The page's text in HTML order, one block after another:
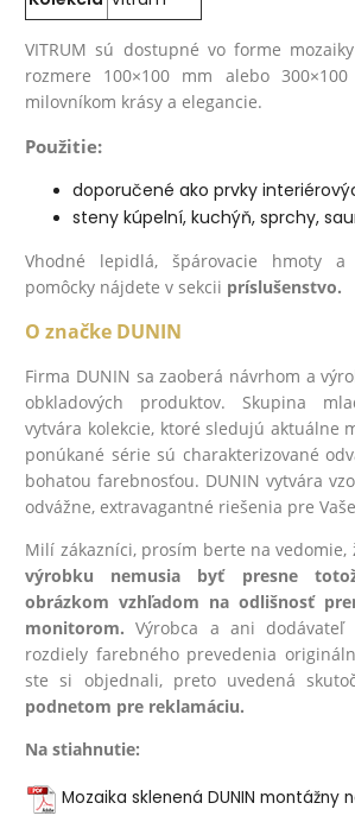
VITRUM sú dostupné vo forme
rozmere 100×100 mm alebo
milovníkom krásy a elegancie.
Použitie:
doporučené ako prvky
steny kúpelní, kuchýň, sprchy,
Vhodné lepidlá, špárovacie hmoty a
pomôcky nájdete v sekcii príslušenstvo.
O značke DUNIN
Firma DUNIN sa zaoberá návrhom a
obkladových produktov. Skupina
vytvára kolekcie, ktoré sledujú aktuálne
ponúkané série sú charakterizované
bohatou farebnosťou. DUNIN vytvára
odvážne, extravagantné riešenia pre
Milí zákazníci, prosím berte na
výrobku nemusia byť presne
obrázkom vzhľadom na odlišnosť
monitorom.Výrobca a ani dodávateľ
rozdiely farebného prevedenia
ste si objednali, preto uvedená
podnetom pre reklamáciu.
Na stiahnutie:
Mozaika sklenená DUNIN montážny